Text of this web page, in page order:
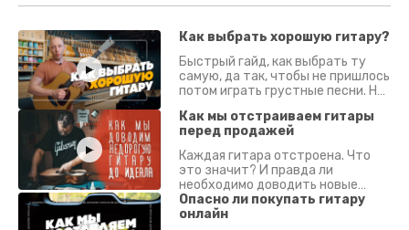
Как выбрать хорошую гитару?
Быстрый гайд, как выбрать ту
самую, да так, чтобы не пришлось
потом играть грустные песни. На
Как мы отстраиваем гитары
перед продажей
Каждая гитара отстроена. Что
это значит? И правда ли
необходимо доводить новые
гитары? Если кратко - да.
Подробно - в видео :)
Опасно ли покупать гитару
онлайн